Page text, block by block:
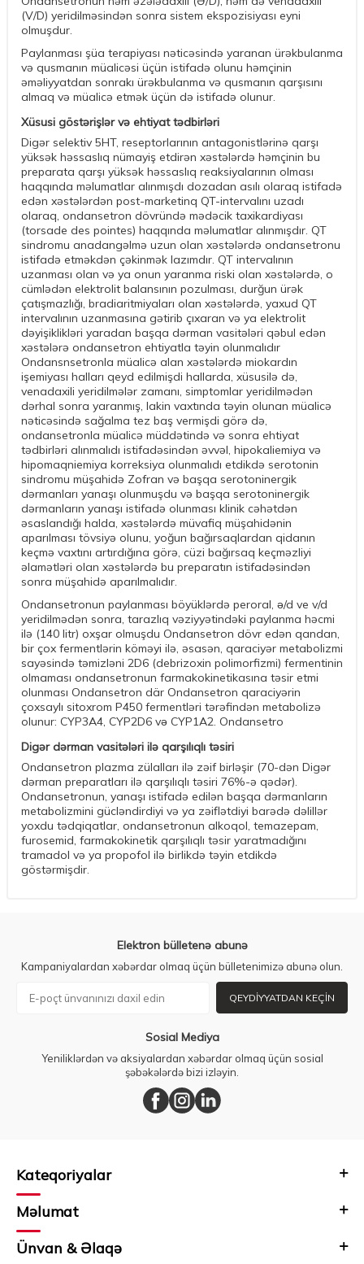
(V/D) yeridilməsindən sonra sistem ekspozisiyası eyni
olmuşdur.
Paylanması şüa terapiyası nəticəsində yaranan ürəkbulanma
və qusmanın müalicəsi üçün istifadə olunu həmçinin
əməliyyatdan sonrakı ürəkbulanma və qusmanın qarşısını
almaq və müalicə etmək üçün də istifadə olunur.
Xüsusi göstərişlər və ehtiyat tədbirləri
Digər selektiv 5HT, reseptorlarının antagonistlərinə qarşı
yüksək həssaslıq nümayiş etdirən xəstələrdə həmçinin bu
preparata qarşı yüksək həssaslıq reaksiyalarının olması
haqqında məlumatlar alınmışdı dozadan asılı olaraq istifadə
edən xəstələrdən post-marketinq QT-intervalını uzadı
olaraq, ondansetron dövründə mədəcik taxikardiyası
(torsade des pointes) haqqında məlumatlar alınmışdır. QT
sindromu anadangəlmə uzun olan xəstələrdə ondansetronu
istifadə etməkdən çəkinmək lazımdır. QT intervalının
uzanması olan və ya onun yaranma riski olan xəstələrdə, o
cümlədən elektrolit balansının pozulması, durğun ürək
çatışmazlığı, bradiaritmiyaları olan xəstələrdə, yaxud QT
intervalının uzanmasına gətirib çıxaran və ya elektrolit
dəyişiklikləri yaradan başqa dərman vasitələri qəbul edən
xəstələrə ondansetron ehtiyatla təyin olunmalıdır
Ondansnsetronla müalicə alan xəstələrdə miokardın
işemiyası halları qeyd edilmişdi hallarda, xüsusilə də,
venadaxili yeridilmələr zamanı, simptomlar yeridilmədən
dərhal sonra yaranmış, lakin vaxtında təyin olunan müalicə
nəticəsində sağalma tez baş vermişdi görə də,
ondansetronla müalicə müddətində və sonra ehtiyat
tədbirləri alınmalıdı istifadəsindən əvvəl, hipokaliemiya və
hipomaqniemiya korreksiya olunmalıdı etdikdə serotonin
sindromu müşahidə Zofran və başqa serotoninergik
dərmanları yanaşı olunmuşdu və başqa serotoninergik
dərmanların yanaşı istifadə olunması klinik cəhətdən
əsaslandığı halda, xəstələrdə müvafiq müşahidənin
aparılması tövsiyə olunu, yoğun bağırsaqlardan qidanın
keçmə vaxtını artırdığına görə, cüzi bağırsaq keçməzliyi
əlamətləri olan xəstələrdə bu preparatın istifadəsindən
sonra müşahidə aparılmalıdır.
Ondansetronun paylanması böyüklərdə peroral, ǝ/d ve v/d
yeridilmədən sonra, tarazlıq vəziyyətindəki paylanma həcmi
ilə (140 litr) oxşar olmuşdu Ondansetron dövr edən qandan,
bir çox fermentlərin köməyi ilə, əsasən, qaraciyər metabolizmi
sayəsində təmizləni 2D6 (debrizoxin polimorfizmi) fermentinin
olmaması ondansetronun farmakokinetikasına təsir etmi
olunması Ondansetron där Ondansetron qaraciyərin
çoxsaylı sitoxrom P450 fermentləri tərəfindən metabolizə
olunur: CYP3A4, CYP2D6 vǝ CYP1A2. Ondansetro
Digər dərman vasitələri ilə qarşılıqlı təsiri
Ondansetron plazma zülalları ilə zəif birləşir (70-dən Digər
dərman preparatları ilə qarşılıqlı təsiri 76%-ə qədər).
Ondansetronun, yanaşı istifadə edilən başqa dərmanların
metabolizmini gücləndirdiyi və ya zəiflətdiyi barədə dəlillər
yoxdu tədqiqatlar, ondansetronun alkoqol, temazepam,
furosemid, farmakokinetik qarşılıqlı təsir yaratmadığını
tramadol və ya propofol ilə birlikdə təyin etdikdə
göstərmişdir.
Elektron bülletenə abunə
Kampaniyalardan xəbərdar olmaq üçün bülletenimizə abunə olun.
QEYDIYYATDAN KEÇIN
Sosial Mediya
Yeniliklərdən və aksiyalardan xəbərdar olmaq üçün sosial
şəbəkələrdə bizi izləyin.
Kateqoriyalar
Məlumat
Ünvan & Əlaqə